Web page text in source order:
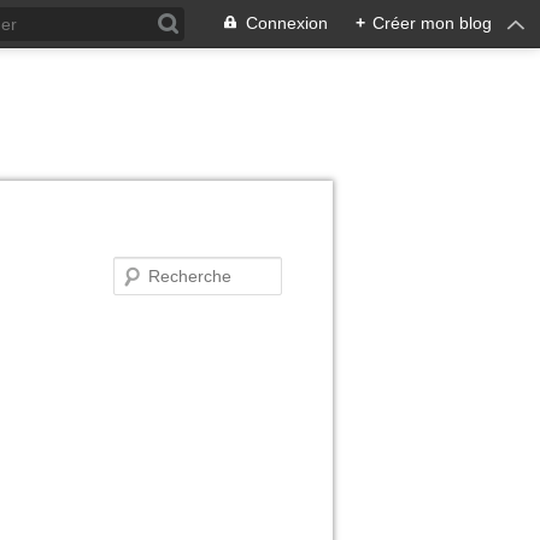
Connexion + Créer mon blog